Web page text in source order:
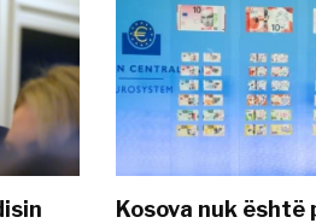
Kosova nuk është